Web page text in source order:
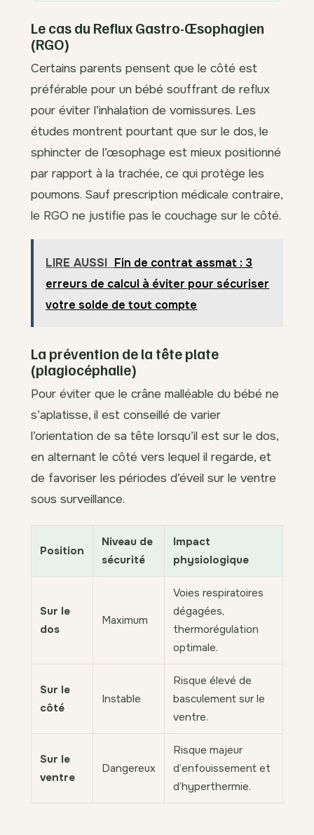
Le cas du Reflux Gastro-Œsophagien
(RGO)
Certains parents pensent que le côté est
préférable pour un bébé souffrant de reflux
pour éviter l’inhalation de vomissures. Les
études montrent pourtant que sur le dos, le
sphincter de l’œsophage est mieux positionné
par rapport à la trachée, ce qui protège les
poumons. Sauf prescription médicale contraire,
le RGO ne justifie pas le couchage sur le côté.
LIRE AUSSI Fin de contrat assmat : 3
erreurs de calcul à éviter pour sécuriser
votre solde de tout compte
La prévention de la tête plate
(plagiocéphalie)
Pour éviter que le crâne malléable du bébé ne
s’aplatisse, il est conseillé de varier
l’orientation de sa tête lorsqu’il est sur le dos,
en alternant le côté vers lequel il regarde, et
de favoriser les périodes d’éveil sur le ventre
sous surveillance.
Position
Niveau de
sécurité
Impact
physiologique
Sur le
dos
Maximum
Voies respiratoires
dégagées,
thermorégulation
optimale.
Sur le
côté
Instable
Risque élevé de
basculement sur le
ventre.
Sur le
ventre
Dangereux
Risque majeur
d’enfouissement et
d’hyperthermie.